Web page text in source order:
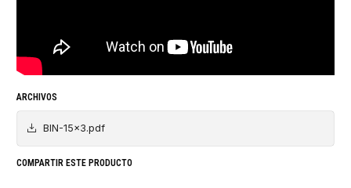
ARCHIVOS
BIN-15x3.pdf
COMPARTIR ESTE PRODUCTO